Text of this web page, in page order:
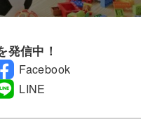
発信中！
Facebook
LINE